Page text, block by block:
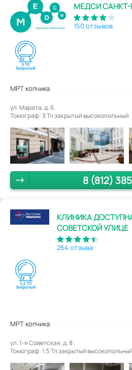
МЕДСИ САНКТ-
150 отзывов
МРТ копчика
ул. Марата, д. 6.
Томограф: 3 Тл закрытый высокопольный
8 (812)
КЛИНИКА
СОВЕТСКОЙ УЛИЦЕ
264 отзыва
МРТ копчика
ул. 1-я Советская, д. 8 .
Томограф: 1,5 Тл закрытый высокопольный